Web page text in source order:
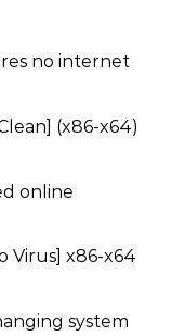
no internet
(x86-x64)
online
Virus] x86-x64
system